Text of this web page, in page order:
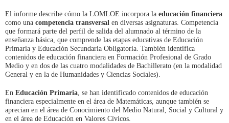
El informe describe cómo la LOMLOE incorpora la educación financiera
como una competencia transversal en diversas asignaturas. Competencia
que formará parte del perfil de salida del alumnado al término de la
enseñanza básica, que comprende las etapas educativas de Educación
Primaria y Educación Secundaria Obligatoria. También identifica
contenidos de educación financiera en Formación Profesional de Grado
Medio y en dos de las cuatro modalidades de Bachillerato (en la modalidad
General y en la de Humanidades y Ciencias Sociales).
En Educación Primaria , se han identificado contenidos de educación
financiera especialmente en el área de Matemáticas, aunque también se
aprecian en el área de Conocimiento del Medio Natural, Social y Cultural y
en el área de Educación en Valores Cívicos.